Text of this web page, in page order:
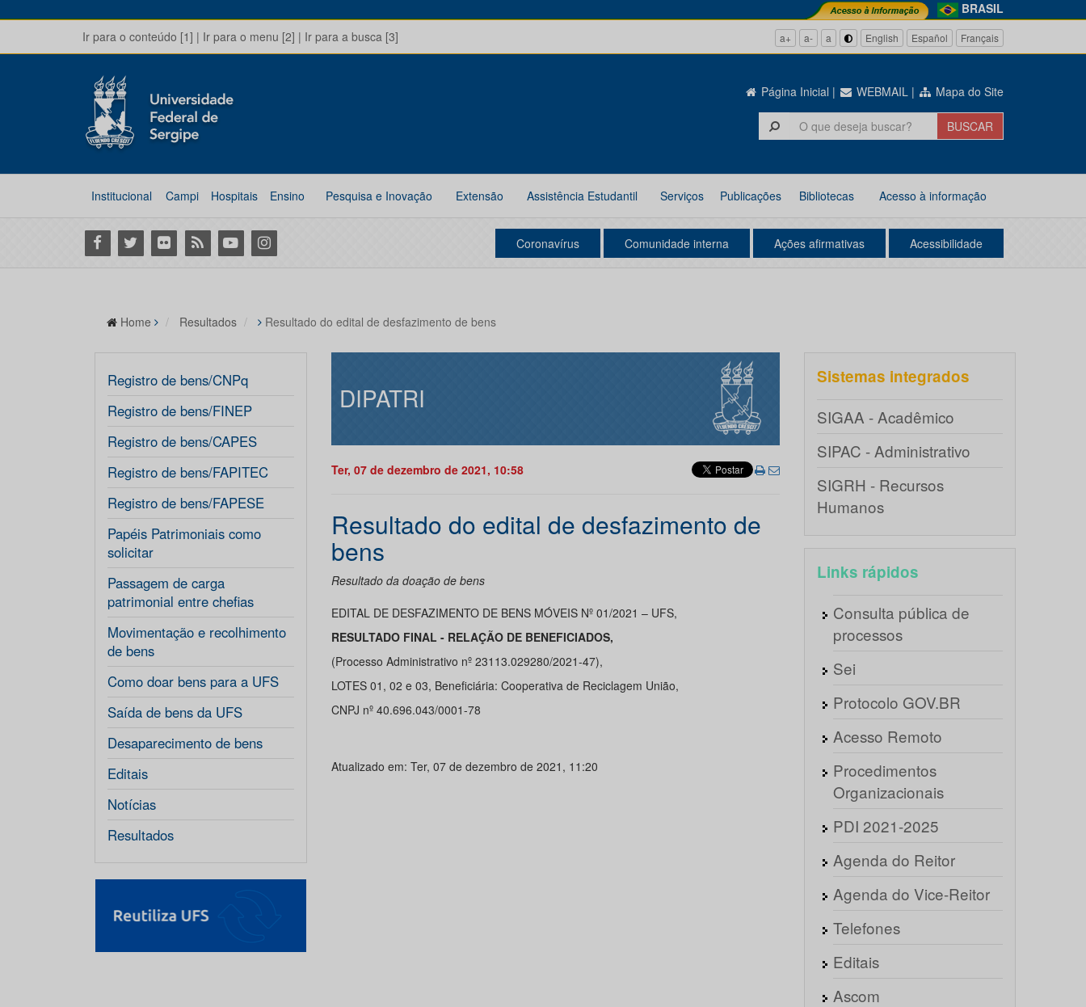
BRASIL
Ir para o conteúdo [1] | Ir para o menu [2] | Ir para a busca [3] a+ a- a English Español Français
Página Inicial | WEBMAIL | Mapa do Site
Institucional Campi Hospitais Ensino Pesquisa e Inovação Extensão Assistência Estudantil Serviços Publicações Bibliotecas Acesso à informação
Facebook
Twitter Flickr RSS YoutubeInstagram Coronavírus Comunidade interna Ações afirmativas Acessibilidade
Home Resultados Resultado do edital de desfazimento de bens
Registro de bens/CNPq
Registro de bens/FINEP
Registro de bens/CAPES
Registro de bens/FAPITEC
Registro de bens/FAPESE
Papéis Patrimoniais como
solicitar
Passagem de carga
patrimonial entre chefias
Movimentação e recolhimento
de bens
Como doar bens para a UFS
Saída de bens da UFS
Desaparecimento de bens
Editais
Notícias
Resultados
DIPATRI
Ter, 07 de dezembro de 2021, 10:58
Resultado do edital de desfazimento de
bens
Resultado da doação de bens
EDITAL DE DESFAZIMENTO DE BENS MÓVEIS Nº 01/2021 – UFS,
RESULTADO FINAL - RELAÇÃO DE BENEFICIADOS,
(Processo Administrativo nº 23113.029280/2021-47),
LOTES 01, 02 e 03, Beneficiária: Cooperativa de Reciclagem União,
CNPJ nº 40.696.043/0001-78
Atualizado em: Ter, 07 de dezembro de 2021, 11:20
Sistemas integrados
SIGAA - Acadêmico
SIPAC - Administrativo
SIGRH - Recursos
Humanos
Links rápidos
Consulta pública de
processos
Sei
Protocolo GOV.BR
Acesso Remoto
Procedimentos
Organizacionais
PDI 2021-2025
Agenda do Reitor
Agenda do Vice-Reitor
Telefones
Editais
Ascom